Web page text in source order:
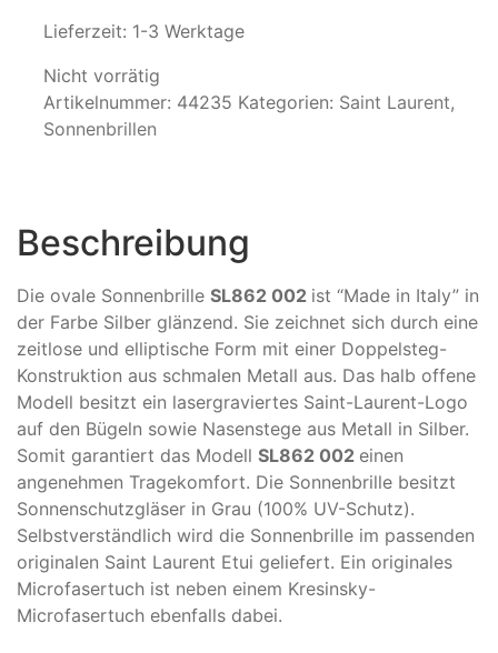
Lieferzeit: 1-3 Werktage
Nicht vorrätig
Artikelnummer: 44235 Kategorien: Saint Laurent,
Sonnenbrillen
Beschreibung
Die ovale Sonnenbrille SL862 002 ist “Made in Italy” in
der Farbe Silber glänzend. Sie zeichnet sich durch eine
zeitlose und elliptische Form mit einer Doppelsteg-
Konstruktion aus schmalen Metall aus. Das halb offene
Modell besitzt ein lasergraviertes Saint-Laurent-Logo
auf den Bügeln sowie Nasenstege aus Metall in Silber.
Somit garantiert das Modell SL862 002 einen
angenehmen Tragekomfort. Die Sonnenbrille besitzt
Sonnenschutzgläser in Grau (100% UV-Schutz).
Selbstverständlich wird die Sonnenbrille im passenden
originalen Saint Laurent Etui geliefert. Ein originales
Microfasertuch ist neben einem Kresinsky-
Microfasertuch ebenfalls dabei.